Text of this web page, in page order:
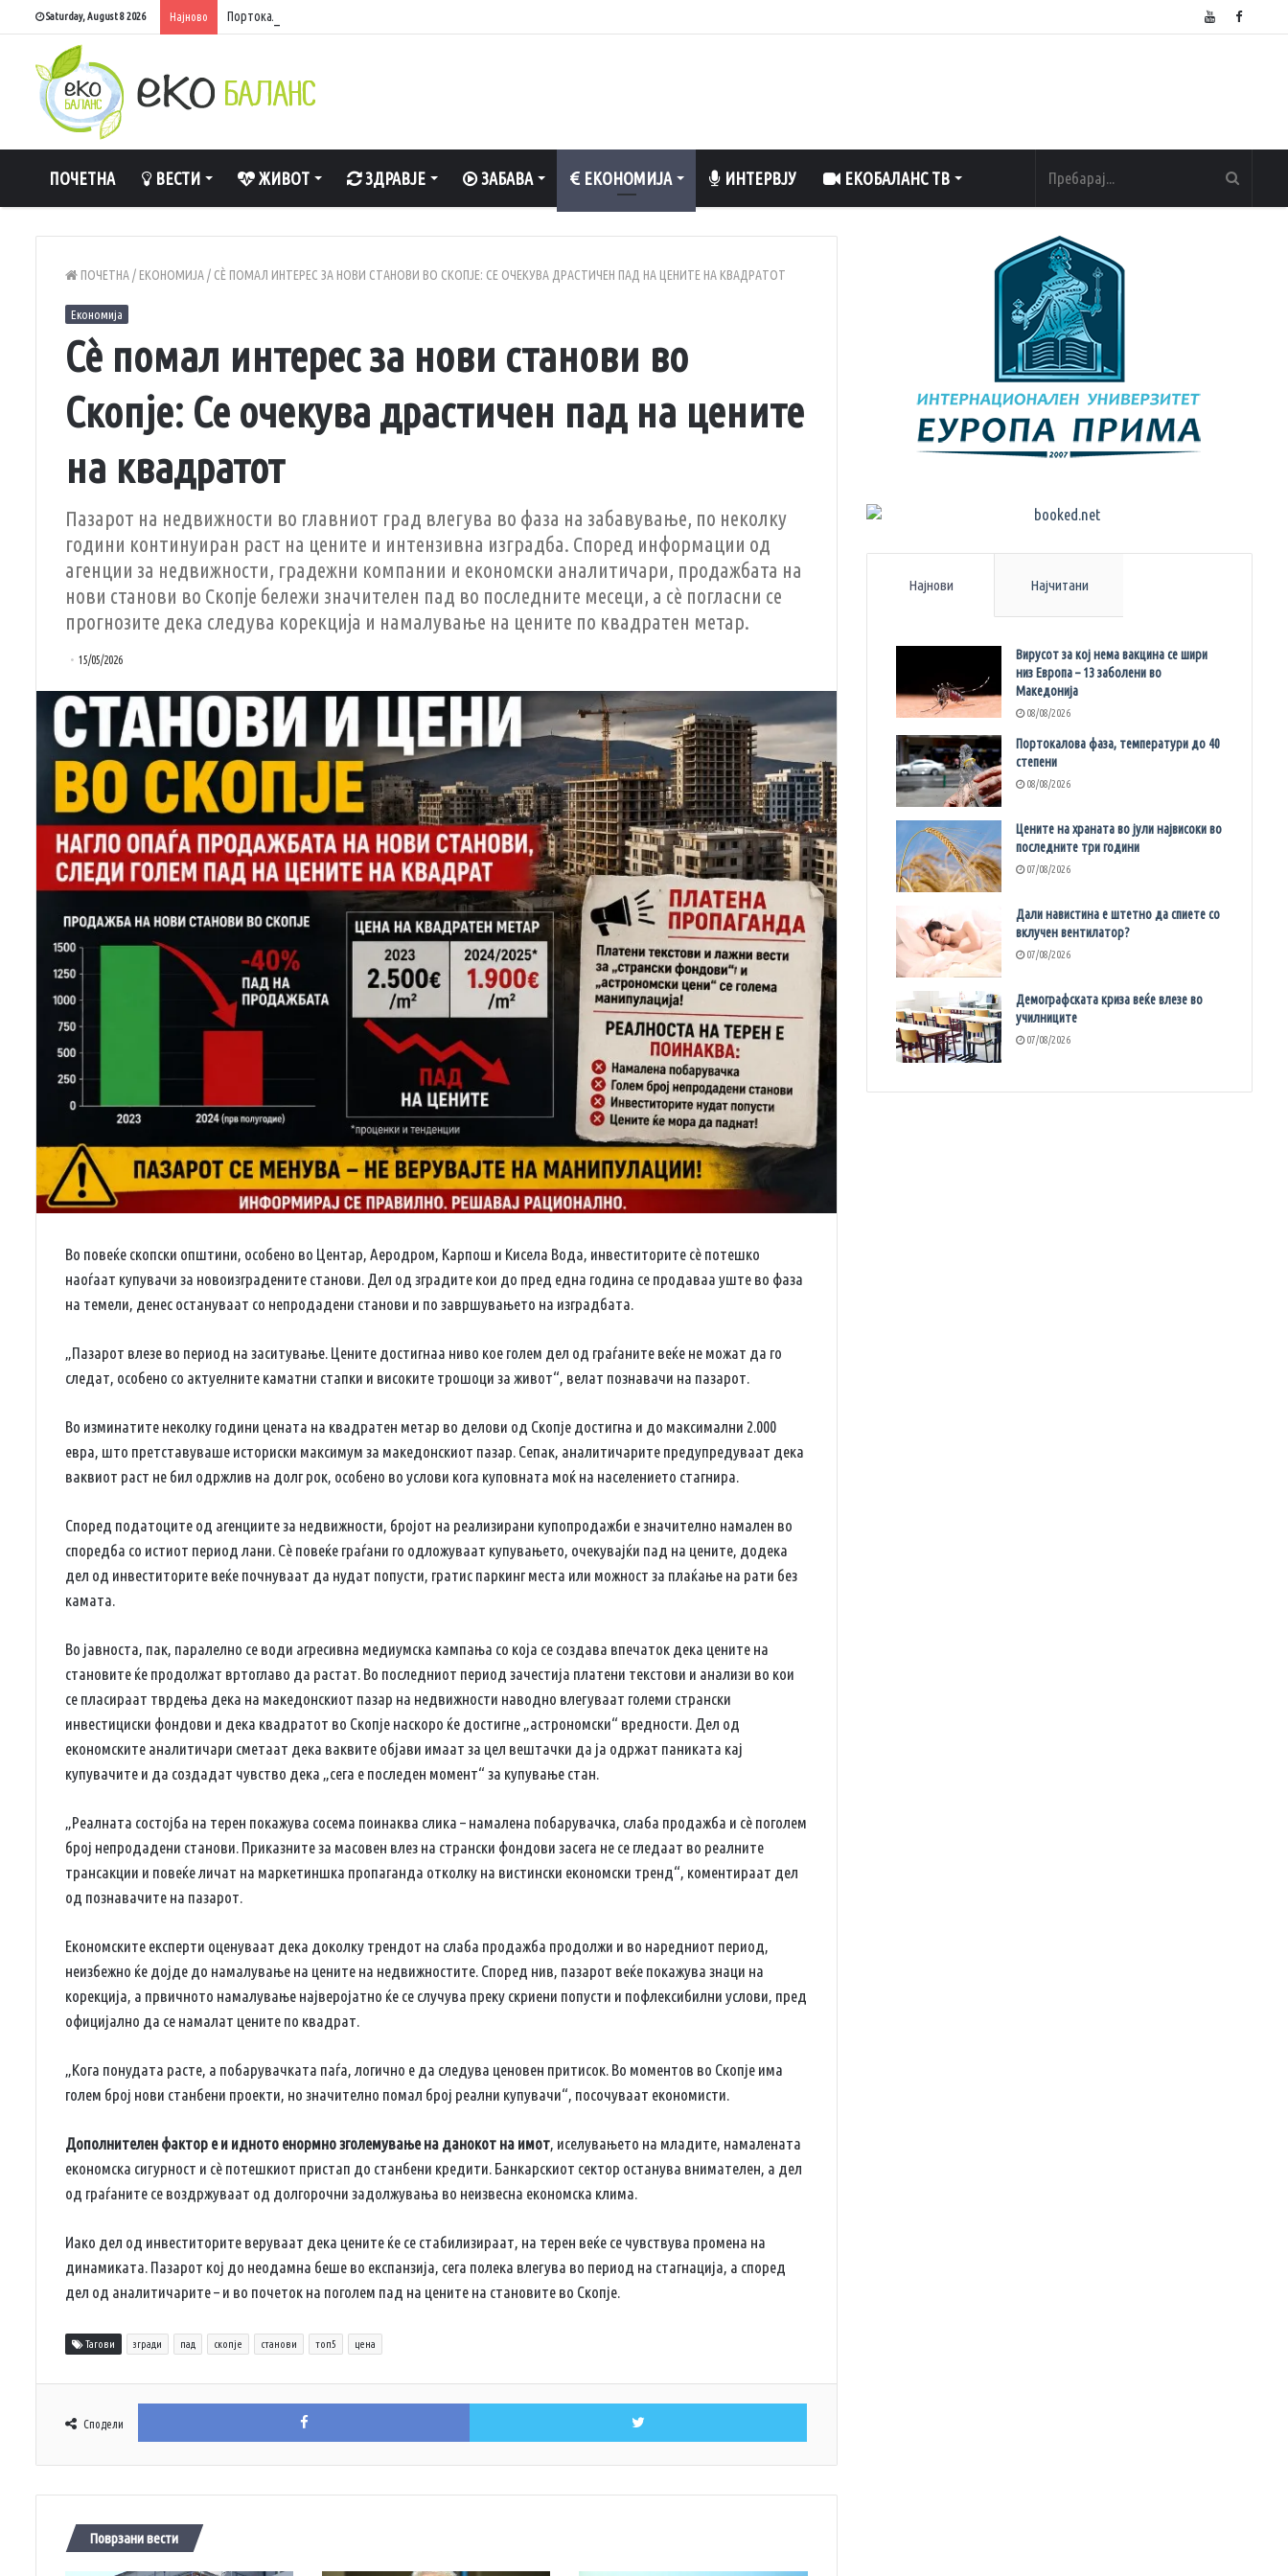
Saturday, August 8 2026 Најново Портокалова фаза, температури до 40 степени
ПОЧЕТНА ВЕСТИ ЖИВОТ ЗДРАВЈЕ ЗАБАВА ЕКОНОМИЈА ИНТЕРВЈУ ЕКОБАЛАНС ТВ
ПОЧЕТНА/ ЕКОНОМИЈА/ СЀ ПОМАЛ ИНТЕРЕС ЗА НОВИ СТАНОВИ ВО СКОПЈЕ: СЕ ОЧЕКУВА ДРАСТИЧЕН ПАД НА ЦЕНИТЕ НА КВАДРАТОТ
Економија
Сѐ помал интерес за нови станови во
Скопје: Се очекува драстичен пад на цените
на квадратот
Пазарот на недвижности во главниот град влегува во фаза на забавување, по неколку
години континуиран раст на цените и интензивна изградба. Според информации од
агенции за недвижности, градежни компании и економски аналитичари, продажбата на
нови станови во Скопје бележи значителен пад во последните месеци, а сè погласни се
прогнозите дека следува корекција и намалување на цените по квадратен метар.
15/05/2026
Во повеќе скопски општини, особено во Центар, Аеродром, Карпош и Кисела Вода, инвеститорите сè потешко
наоѓаат купувачи за новоизградените станови. Дел од зградите кои до пред една година се продаваа уште во фаза
на темели, денес остануваат со непродадени станови и по завршувањето на изградбата.
„Пазарот влезе во период на заситување. Цените достигнаа ниво кое голем дел од граѓаните веќе не можат да го
следат, особено со актуелните каматни стапки и високите трошоци за живот“, велат познавачи на пазарот.
Во изминатите неколку години цената на квадратен метар во делови од Скопје достигна и до максимални 2.000
евра, што претставуваше историски максимум за македонскиот пазар. Сепак, аналитичарите предупредуваат дека
ваквиот раст не бил одржлив на долг рок, особено во услови кога куповната моќ на населението стагнира.
Според податоците од агенциите за недвижности, бројот на реализирани купопродажби е значително намален во
споредба со истиот период лани. Сè повеќе граѓани го одложуваат купувањето, очекувајќи пад на цените, додека
дел од инвеститорите веќе почнуваат да нудат попусти, гратис паркинг места или можност за плаќање на рати без
камата.
Во јавноста, пак, паралелно се води агресивна медиумска кампања со која се создава впечаток дека цените на
становите ќе продолжат вртоглаво да растат. Во последниот период зачестија платени текстови и анализи во кои
се пласираат тврдења дека на македонскиот пазар на недвижности наводно влегуваат големи странски
инвестициски фондови и дека квадратот во Скопје наскоро ќе достигне „астрономски“ вредности. Дел од
економските аналитичари сметаат дека ваквите објави имаат за цел вештачки да ја одржат паниката кај
купувачите и да создадат чувство дека „сега е последен момент“ за купување стан.
„Реалната состојба на терен покажува сосема поинаква слика – намалена побарувачка, слаба продажба и сè поголем
број непродадени станови. Приказните за масовен влез на странски фондови засега не се гледаат во реалните
трансакции и повеќе личат на маркетиншка пропаганда отколку на вистински економски тренд“, коментираат дел
од познавачите на пазарот.
Економските експерти оценуваат дека доколку трендот на слаба продажба продолжи и во наредниот период,
неизбежно ќе дојде до намалување на цените на недвижностите. Според нив, пазарот веќе покажува знаци на
корекција, а првичното намалување најверојатно ќе се случува преку скриени попусти и пофлексибилни услови, пред
официјално да се намалат цените по квадрат.
„Кога понудата расте, а побарувачката паѓа, логично е да следува ценовен притисок. Во моментов во Скопје има
голем број нови станбени проекти, но значително помал број реални купувачи“, посочуваат економисти.
Дополнителен фактор е и идното енормно зголемување на данокот на имот, иселувањето на младите, намалената
економска сигурност и сè потешкиот пристап до станбени кредити. Банкарскиот сектор останува внимателен, а дел
од граѓаните се воздржуваат од долгорочни задолжувања во неизвесна економска клима.
Иако дел од инвеститорите веруваат дека цените ќе се стабилизираат, на терен веќе се чувствува промена на
динамиката. Пазарот кој до неодамна беше во експанзија, сега полека влегува во период на стагнација, а според
дел од аналитичарите – и во почеток на поголем пад на цените на становите во Скопје.
Тагови згради пад скопје станови топ5 цена
Сподели
Facebook Twitter
Поврзани вести
Најнови Најчитани
Вирусот за кој нема вакцина се шири
низ Европа – 13 заболени во
Македонија
08/08/2026
Портокалова фаза, температури до 40
степени
08/08/2026
Цените на храната во јули највисоки во
последните три години
07/08/2026
Дали навистина е штетно да спиете со
вклучен вентилатор?
07/08/2026
Демографската криза веќе влезе во
училниците
07/08/2026